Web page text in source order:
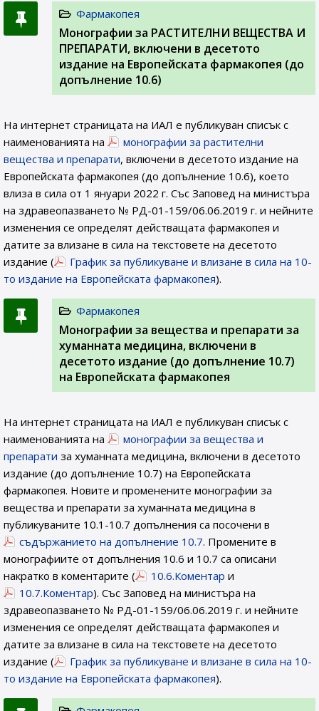
Фармакопея
Монографии за РАСТИТЕЛНИ ВЕЩЕСТВА И
ПРЕПАРАТИ, включени в десетото
издание на Европейската фармакопея (до
допълнение 10.6)
На интернет страницата на ИАЛ e публикуван списък с
наименованията на
монографии за растителни
вещества и препарати, включени в десетото издание на
Европейската фармакопея (до допълнение 10.6), което
влиза в сила от 1 януари 2022 г. Със Заповед на министъра
на здравеопазването № РД-01-159/06.06.2019 г. и нейните
изменения се определят действащата фармакопея и
датите за влизане в сила на текстовете на десетото
издание (
График за публикуване и влизане в сила на 10-
то издание на Европейската фармакопея).
Фармакопея
Монографии за вещества и препарати за
хуманната медицина, включени в
десетото издание (до допълнение 10.7)
на Европейската фармакопея
На интернет страницата на ИАЛ e публикуван списък с
наименованията на
монографии за вещества и
препарати за хуманната медицина, включени в десетото
издание (до допълнение 10.7) на Европейската
фармакопея. Новите и променените монографии за
вещества и препарати за хуманната медицина в
публикуваните 10.1-10.7 допълнения са посочени в
съдържанието на допълнение 10.7. Промените в
монографиите от допълнения 10.6 и 10.7 са описани
накратко в коментарите (
10.6.Коментар и
10.7.Коментар). Със Заповед на министъра на
здравеопазването № РД-01-159/06.06.2019 г. и нейните
изменения се определят действащата фармакопея и
датите за влизане в сила на текстовете на десетото
издание (
График за публикуване и влизане в сила на 10-
то издание на Европейската фармакопея).